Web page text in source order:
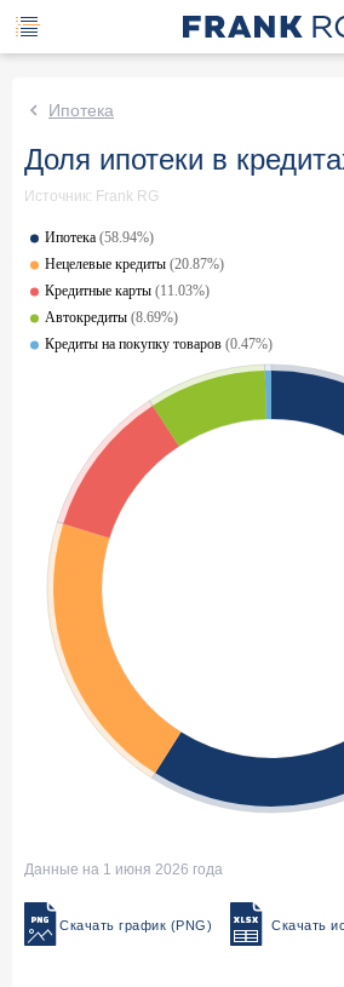
Ипотека
Доля ипотеки в
Источник: Frank RG
Данные на 1 июня 2026 года
Скачать график (PNG) Скачать